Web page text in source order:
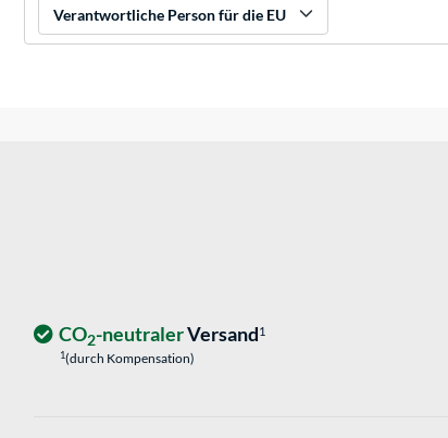
Verantwortliche Person für die EU
CO2-neutralerVersand1
1(durch Kompensation)